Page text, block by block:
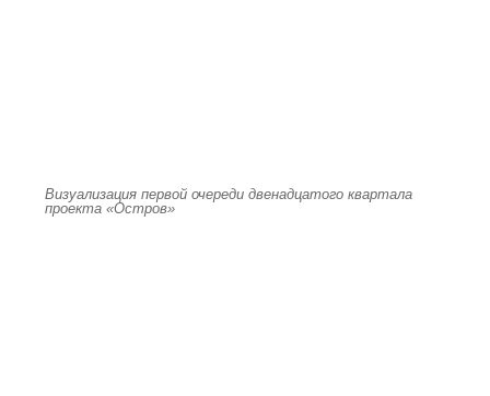
Визуализация первой очереди двенадцатого квартала
проекта «Остров»